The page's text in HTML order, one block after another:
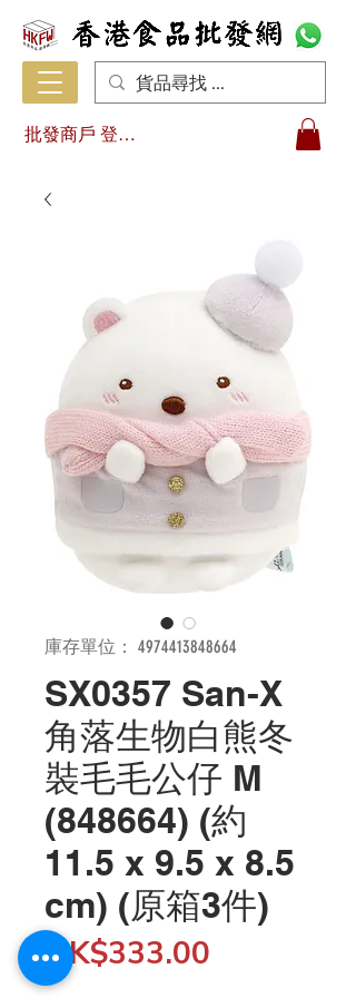
批發商戶 登入/註冊
庫存單位： 4974413848664
SX0357 San-X
角落生物白熊冬
裝毛毛公仔 M
(848664) (約
11.5 x 9.5 x 8.5
cm) (原箱3件)
HK$333.00